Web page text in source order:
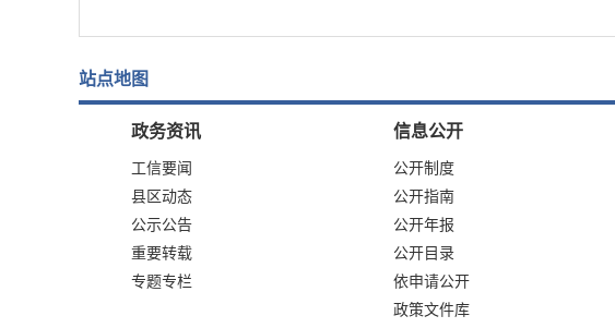
站点地图
政务资讯
工信要闻
县区动态
公示公告
重要转载
专题专栏
信息公开
公开制度
公开指南
公开年报
公开目录
依申请公开
政策文件库